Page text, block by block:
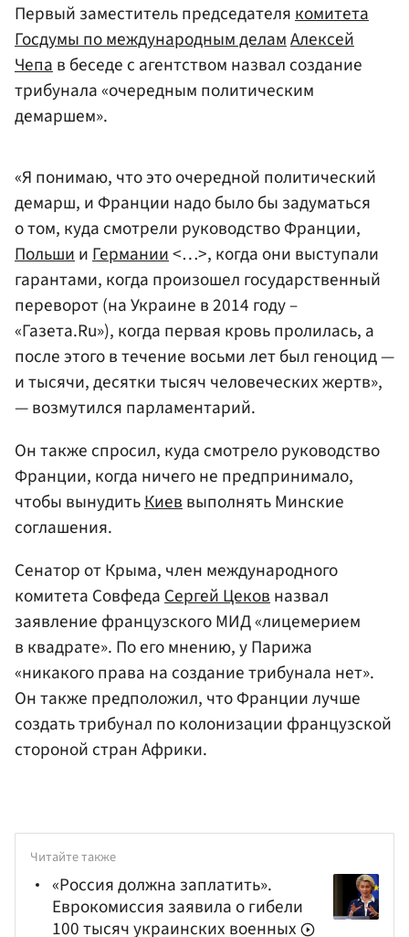
Первый заместитель председателякомитета
Госдумы по международным деламАлексей
Чепав беседе с агентством назвал создание
трибунала «очередным политическим
демаршем».
«Я понимаю, что это очередной политический
демарш, и Франции надо было бы задуматься
о том, куда смотрели руководство Франции,
Польши и Германии<…>, когда они выступали
гарантами, когда произошел государственный
переворот (на Украине в 2014 году –
«Газета.Ru»), когда первая кровь пролилась, а
после этого в течение восьми лет был геноцид —
и тысячи, десятки тысяч человеческих жертв»,
— возмутился парламентарий.
Он также спросил, куда смотрело руководство
Франции, когда ничего не предпринимало,
чтобы вынудитьКиеввыполнять Минские
соглашения.
Сенатор от Крыма, член международного
комитета СовфедаСергей Цековназвал
заявление французского МИД «лицемерием
в квадрате». По его мнению, у Парижа
«никакого права на создание трибунала нет».
Он также предположил, что Франции лучше
создать трибунал по колонизации французской
стороной стран Африки.
Читайте также
«Россия должна заплатить».
Еврокомиссия заявила о гибели
100 тысяч украинских военных